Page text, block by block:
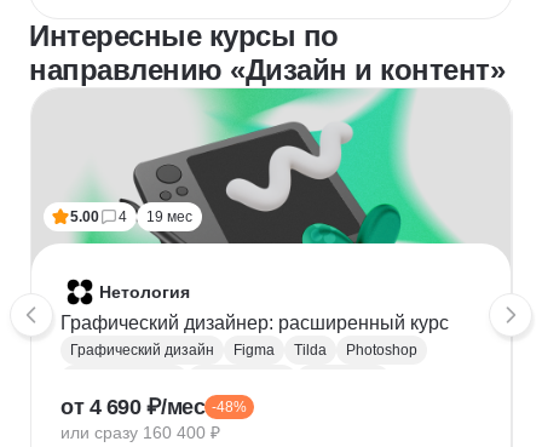
Интересные курсы по
направлению «Дизайн и контент»
5.00 4 19 мес
Нетология
Графический дизайнер: расширенный курс
Графический дизайн Figma Tilda
Photoshop
Иллюстрация
Скетчинг
Adobe Animate
Cinema 4D
от 4 690 ₽/мес -48%
или сразу 160 400 ₽